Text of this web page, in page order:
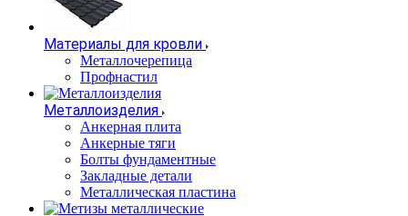
Материалы для кровли
Металлочерепица
Профнастил
Металлоизделия
Анкерная плита
Анкерные тяги
Болты фундаментные
Закладные детали
Металлическая пластина